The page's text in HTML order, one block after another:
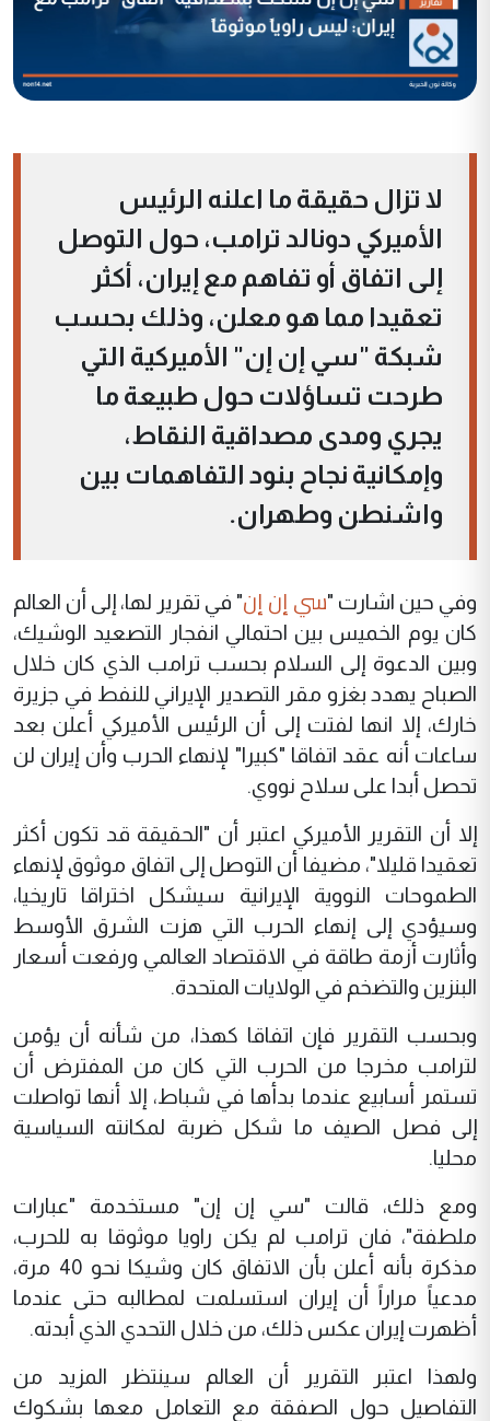
لا تزال حقيقة ما اعلنه الرئيس
الأميركي دونالد ترامب، حول التوصل
إلى اتفاق أو تفاهم مع إيران، أكثر
تعقيدا مما هو معلن، وذلك بحسب
شبكة "سي إن إن" الأميركية التي
طرحت تساؤلات حول طبيعة ما
يجري ومدى مصداقية النقاط،
وإمكانية نجاح بنود التفاهمات بين
واشنطن وطهران.
وفي حين اشارت "سي إن إن" في تقرير لها، إلى أن العالم
كان يوم الخميس بين احتمالي انفجار التصعيد الوشيك،
وبين الدعوة إلى السلام بحسب ترامب الذي كان خلال
الصباح يهدد بغزو مقر التصدير الإيراني للنفط في جزيرة
خارك، إلا انها لفتت إلى أن الرئيس الأميركي أعلن بعد
ساعات أنه عقد اتفاقا "كبيرا" لإنهاء الحرب وأن إيران لن
تحصل أبدا على سلاح نووي.
إلا أن التقرير الأميركي اعتبر أن "الحقيقة قد تكون أكثر
تعقيدا قليلا"، مضيفا أن التوصل إلى اتفاق موثوق لإنهاء
الطموحات النووية الإيرانية سيشكل اختراقا تاريخيا،
وسيؤدي إلى إنهاء الحرب التي هزت الشرق الأوسط
وأثارت أزمة طاقة في الاقتصاد العالمي ورفعت أسعار
البنزين والتضخم في الولايات المتحدة.
وبحسب التقرير فإن اتفاقا كهذا، من شأنه أن يؤمن
لترامب مخرجا من الحرب التي كان من المفترض أن
تستمر أسابيع عندما بدأها في شباط، إلا أنها تواصلت
إلى فصل الصيف ما شكل ضربة لمكانته السياسية
محليا.
ومع ذلك، قالت "سي إن إن" مستخدمة "عبارات
ملطفة"، فان ترامب لم يكن راويا موثوقا به للحرب،
مذكرة بأنه أعلن بأن الاتفاق كان وشيكا نحو 40 مرة،
مدعياً مراراً أن إيران استسلمت لمطالبه حتى عندما
أظهرت إيران عكس ذلك، من خلال التحدي الذي أبدته.
ولهذا اعتبر التقرير أن العالم سينتظر المزيد من
التفاصيل حول الصفقة مع التعامل معها بشكوك